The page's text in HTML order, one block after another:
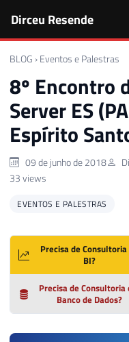
Dirceu Resende
BLOG › Eventos e Palestras
8º Encontro
Server ES
Espírito
09 de junho de 2018
33 views
EVENTOS E PALESTRAS
Precisa de Consultoria
BI?
Precisa de Consultoria
Banco de Dados?